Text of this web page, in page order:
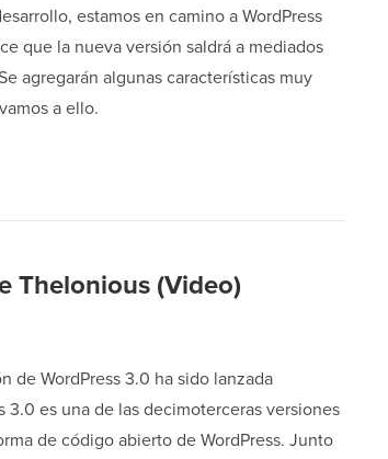
estamos en camino a WordPress
que la nueva versión saldrá a mediados
agregarán algunas características muy
a ello.
Thelonious (Video)
de WordPress 3.0 ha sido lanzada
3.0 es una de las decimoterceras versiones
de código abierto de WordPress. Junto